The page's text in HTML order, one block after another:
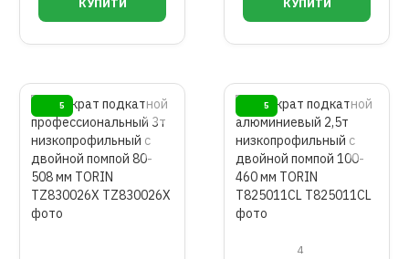
5 5
4